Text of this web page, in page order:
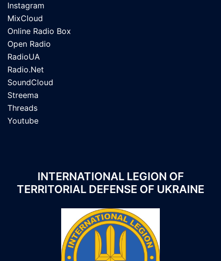
Instagram
MixCloud
Online Radio Box
Open Radio
RadioUA
Radio.Net
SoundCloud
Streema
Threads
Youtube
INTERNATIONAL LEGION OF
TERRITORIAL DEFENSE OF UKRAINE